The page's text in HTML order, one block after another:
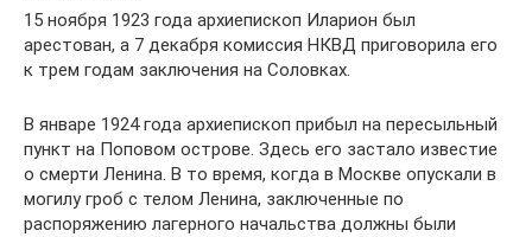
15 ноября 1923 года архиепископ Иларион был
арестован, а 7 декабря комиссия НКВД приговорила его
к трем годам заключения на Соловках.
В январе 1924 года архиепископ прибыл на пересыльный
пункт на Поповом острове. Здесь его застало известие
о смерти Ленина. В то время, когда в Москве опускали в
могилу гроб с телом Ленина, заключенные по
распоряжению лагерного начальства должны были